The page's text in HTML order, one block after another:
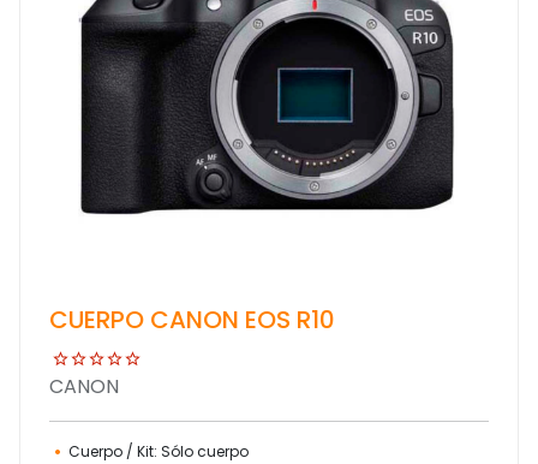
CUERPO CANON EOS R10
CANON
Cuerpo / Kit: Sólo cuerpo